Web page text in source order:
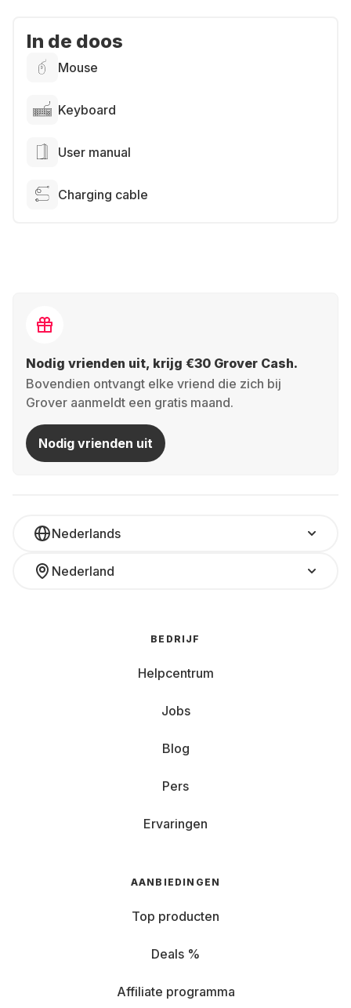
In de doos
Mouse
Keyboard
User manual
Charging cable
Nodig vrienden uit, krijg €30 Grover Cash.
Bovendien ontvangt elke vriend die zich bij
Grover aanmeldt een gratis maand.
Nodig vrienden uit
Nederlands
Nederland
BEDRIJF
Helpcentrum
Jobs
Blog
Pers
Ervaringen
AANBIEDINGEN
Top producten
Deals %
Affiliate programma